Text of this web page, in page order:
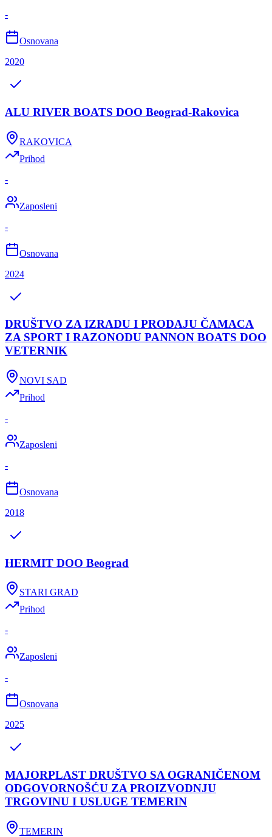
-
Osnovana
2020
ALU RIVER BOATS DOO Beograd-Rakovica
RAKOVICA
Prihod
-
Zaposleni
-
Osnovana
2024
DRUŠTVO ZA IZRADU I PRODAJU ČAMACA
ZA SPORT I RAZONODU PANNON BOATS DOO
VETERNIK
NOVI SAD
Prihod
-
Zaposleni
-
Osnovana
2018
HERMIT DOO Beograd
STARI GRAD
Prihod
-
Zaposleni
-
Osnovana
2025
MAJORPLAST DRUŠTVO SA OGRANIČENOM
ODGOVORNOŠĆU ZA PROIZVODNJU
TRGOVINU I USLUGE TEMERIN
TEMERIN